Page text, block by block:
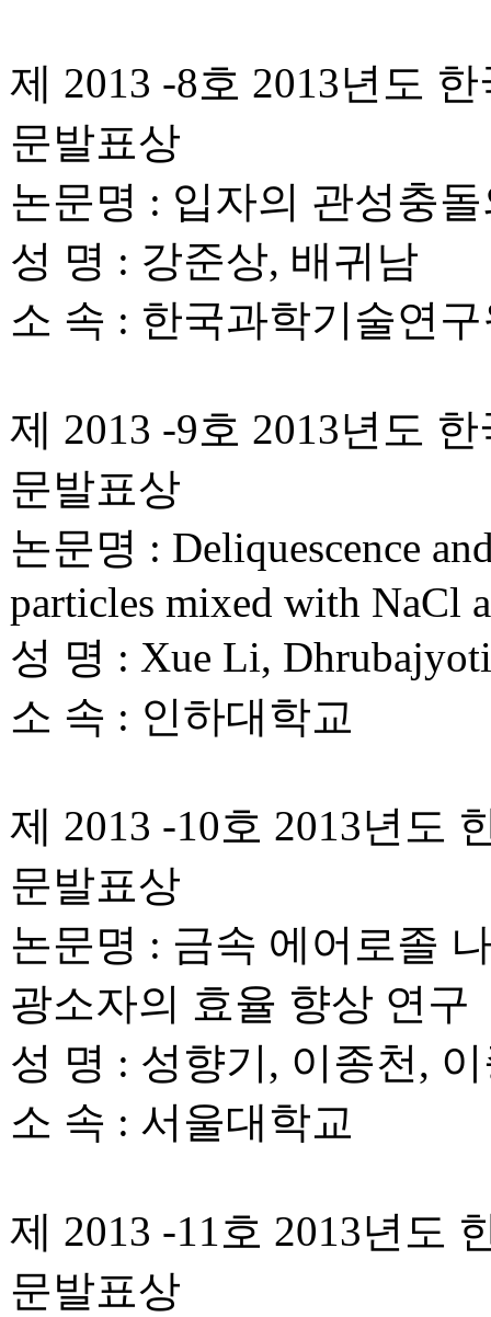
제 2013 -8호 2013년도
문발표상
논문명 : 입자의 관성충
성 명 : 강준상, 배귀남
소 속 : 한국과학기술연
제 2013 -9호 2013년도
문발표상
논문명 : Deliquescence
particles mixed with NaCl
성 명 : Xue Li,
소 속 : 인하대학교
제 2013 -10호 2013년도
문발표상
논문명 : 금속 에어로졸
광소자의 효율 향상 연구
성 명 : 성향기, 이종천,
소 속 : 서울대학교
제 2013 -11호 2013년도
문발표상